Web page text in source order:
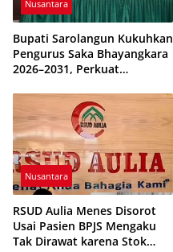
Nusantara
Bupati Sarolangun Kukuhkan
Pengurus Saka Bhayangkara
2026–2031, Perkuat
Generasi Muda
Nusantara
RSUD Aulia Menes Disorot
Usai Pasien BPJS Mengaku
Tak Dirawat karena Stok